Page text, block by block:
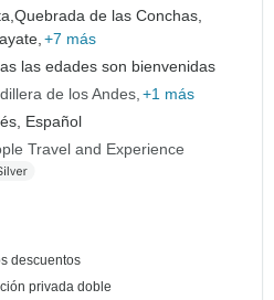
Quebrada de las Conchas,
+7 más
las edades son bienvenidas
de los Andes +1 más
Español
Travel and Experience
descuentos
privada doble